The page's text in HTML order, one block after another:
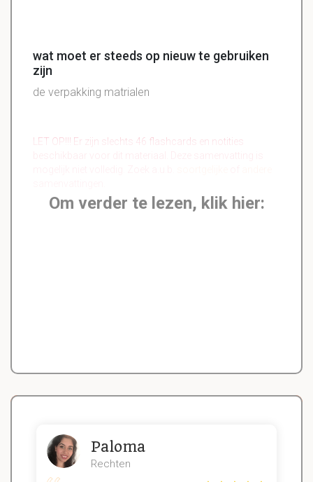
wat moet er steeds op nieuw te gebruiken
zijn
de verpakking matrialen
LET OP!!! Er zijn slechts 46 flashcards en notities
Om verder te lezen, klik hier:
Paloma
Rechten